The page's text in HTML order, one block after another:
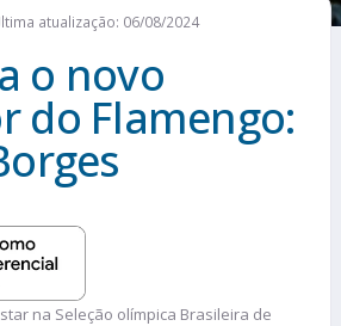
atualização: 06/08/2024
o novo
do Flamengo:
na Seleção olímpica Brasileira de